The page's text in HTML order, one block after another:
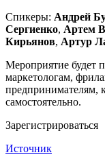
Спикеры: Андрей
Сергиенко, Артем
Кирьянов, Артур
Мероприятие будет
маркетологам,
предпринимателям,
самостоятельно.
Зарегистрироваться
Источник